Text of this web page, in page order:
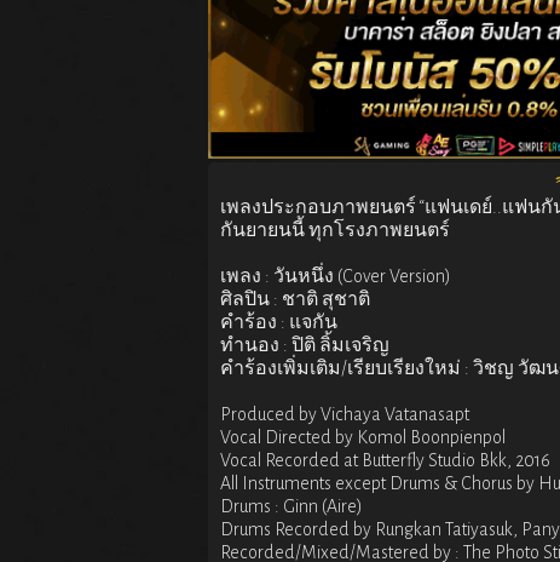
เพลงประกอบภาพยนตร์ “แฟนเดย์..แฟนกั
กันยายนนี้ ทุกโรงภาพยนตร์
เพลง : วันหนึ่ง (Cover Version)
ศิลปิน : ชาติ สุชาติ
คำร้อง : แจกัน
ทำนอง : ปิติ ลิ้มเจริญ
คำร้องเพิ่มเติม/เรียบเรียงใหม่ : วิชญ วัฒ
Produced by Vichaya Vatanasapt
Vocal Directed by Komol Boonpienpol
Vocal Recorded at Butterfly Studio Bkk, 2016
All Instruments except Drums & Chorus by
Drums : Ginn (Aire)
Drums Recorded by Rungkan Tatiyasuk,
Recorded/Mixed/Mastered by : The Photo